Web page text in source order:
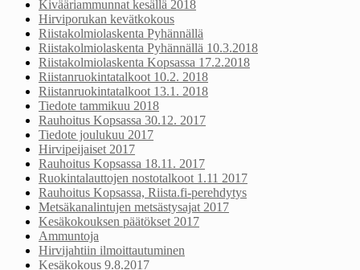
Kivääriammunnat kesällä 2018
Hirviporukan kevätkokous
Riistakolmiolaskenta Pyhännällä
Riistakolmiolaskenta Pyhännällä 10.3.2018
Riistakolmiolaskenta Kopsassa 17.2.2018
Riistanruokintatalkoot 10.2. 2018
Riistanruokintatalkoot 13.1. 2018
Tiedote tammikuu 2018
Rauhoitus Kopsassa 30.12. 2017
Tiedote joulukuu 2017
Hirvipeijaiset 2017
Rauhoitus Kopsassa 18.11. 2017
Ruokintalauttojen nostotalkoot 1.11 2017
Rauhoitus Kopsassa, Riista.fi-perehdytys
Metsäkanalintujen metsästysajat 2017
Kesäkokouksen päätökset 2017
Ammuntoja
Hirvijahtiin ilmoittautuminen
Kesäkokous 9.8.2017